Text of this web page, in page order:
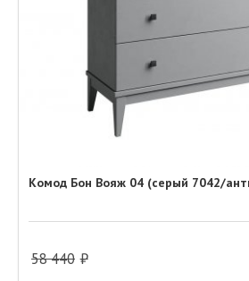
Комод Бон Вояж 04 (серый 7042/
58 440